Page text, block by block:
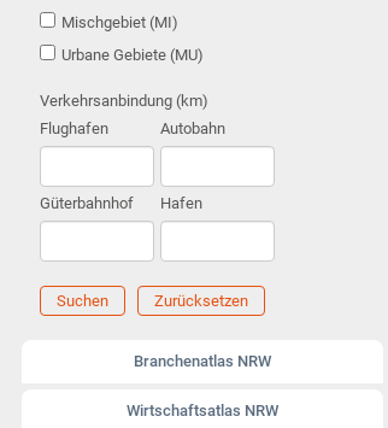
Mischgebiet (MI)
Urbane Gebiete (MU)
Verkehrsanbindung (km)
Flughafen
Autobahn
Güterbahnhof Hafen
Suchen Zurücksetzen
Branchenatlas NRW
Wirtschaftsatlas NRW